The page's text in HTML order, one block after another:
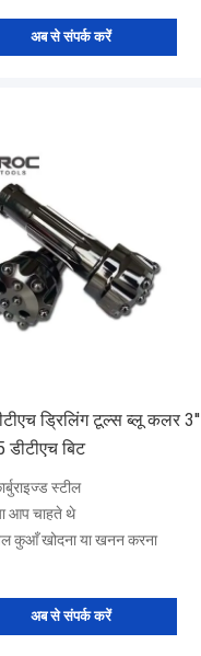
अब से संपर्क करें
ड्रिलिंग टूल्स ब्लू कलर 3''
डीटीएच बिट
स्टील
आप चाहते थे
कुआँ खोदना या खनन करना
अब से संपर्क करें